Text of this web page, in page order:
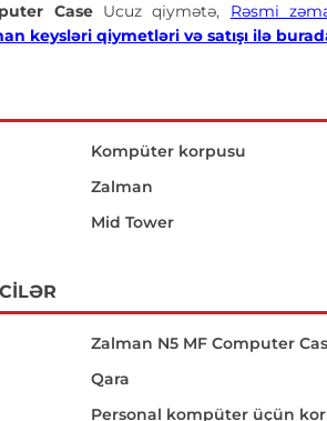
CaseUcuz qiymətə, Rəsmi
keysləri qiymetləri və satışı ilə
Kompüter korpusu
Zalman
Mid Tower
Zalman N5 MF Computer
Qara
Personal kompüter üçün